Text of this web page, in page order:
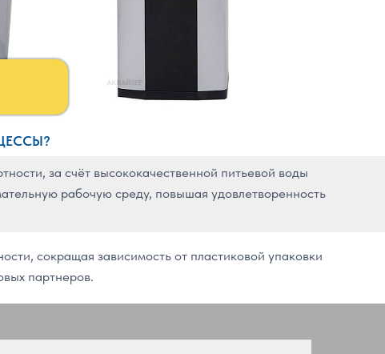
за счёт высококачественной питьевой воды
рабочую среду, повышая удовлетворенность
сокращая зависимость от пластиковой упаковки
партнеров.